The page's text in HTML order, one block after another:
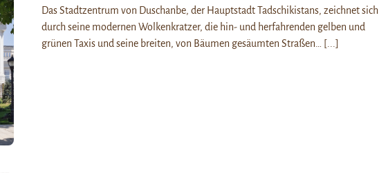
Das Stadtzentrum von Duschanbe, der Hauptstadt Tadschikistans, zeichnet sich
durch seine modernen Wolkenkratzer, die hin- und herfahrenden gelben und
grünen Taxis und seine breiten, von Bäumen gesäumten Straßen…
[...]